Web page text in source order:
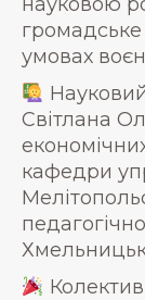
умовах
Світлана
кафедри